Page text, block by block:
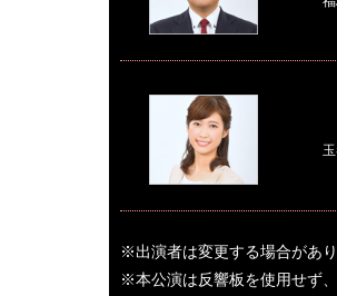
※出演者は変更する場合があり
※本公演は反響板を使用せず